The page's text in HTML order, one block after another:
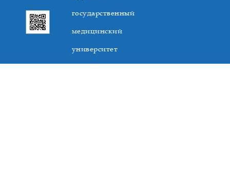
государственный
медицинский
университет